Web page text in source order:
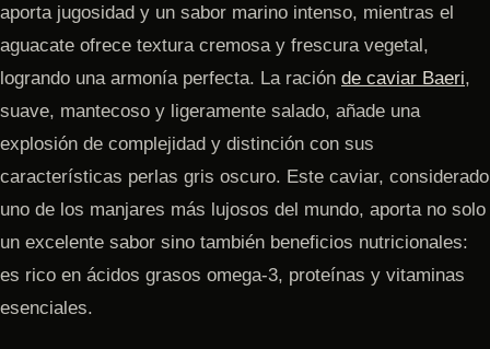
aporta jugosidad y un sabor marino intenso, mientras el
aguacate ofrece textura cremosa y frescura vegetal,
logrando una armonía perfecta. La ración de caviar Baeri,
suave, mantecoso y ligeramente salado, añade una
explosión de complejidad y distinción con sus
características perlas gris oscuro. Este caviar, considerado
uno de los manjares más lujosos del mundo, aporta no solo
un excelente sabor sino también beneficios nutricionales:
es rico en ácidos grasos omega-3, proteínas y vitaminas
esenciales.